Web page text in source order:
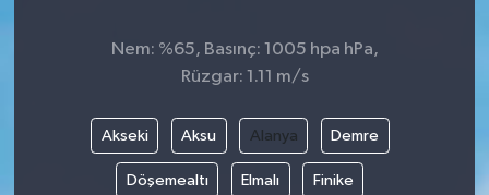
Nem: %65, Basınç: 1005 hpa hPa,
Rüzgar: 1.11 m/s
Akseki Aksu Alanya Demre
Döşemealtı Elmalı Finike